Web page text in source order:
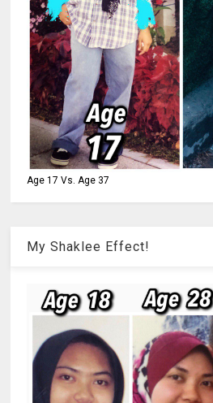
Age 17 Vs. Age 37
My Shaklee Effect!